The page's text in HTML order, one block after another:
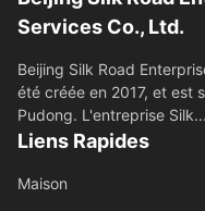
Services Co., Ltd.
Beijing Silk Road
été créée en 2017, et est
Pudong. L'entreprise Silk...
Liens Rapides
Maison